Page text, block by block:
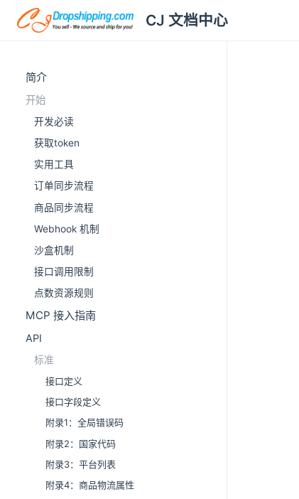
CJ 文档中心
简介
开始
开发必读
获取token
实用工具
订单同步流程
商品同步流程
Webhook 机制
沙盒机制
接口调用限制
点数资源规则
MCP 接入指南
API
标准
接口定义
接口字段定义
附录1：全局错误码
附录2：国家代码
附录3：平台列表
附录4：商品物流属性